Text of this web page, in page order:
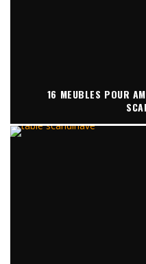
16 MEUBLES POUR